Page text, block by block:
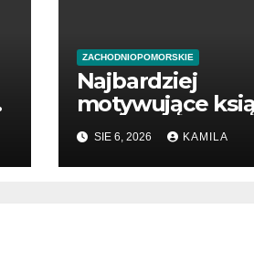
ZACHODNIOPOMORSKIE
Najbardziej
motywujące
o biznesie
SIE 6, 2026 KAMILA